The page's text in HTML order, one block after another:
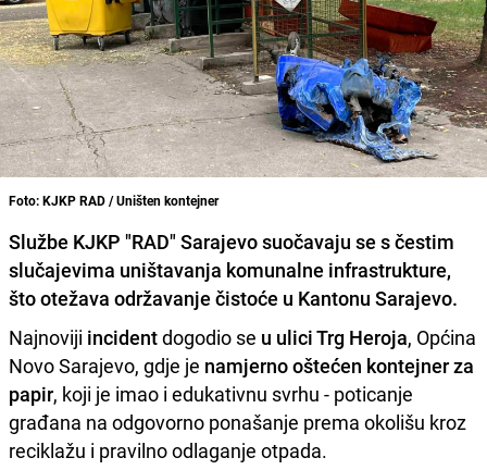
Foto: KJKP RAD / Uništen kontejner
Službe KJKP "RAD" Sarajevo suočavaju se s čestim
slučajevima uništavanja komunalne infrastrukture,
što otežava održavanje čistoće u Kantonu Sarajevo.
Najnoviji incidentdogodio se u ulici Trg Heroja, Općina
Novo Sarajevo, gdje je namjerno oštećen kontejner za
papir, koji je imao i edukativnu svrhu - poticanje
građana na odgovorno ponašanje prema okolišu kroz
reciklažu i pravilno odlaganje otpada.